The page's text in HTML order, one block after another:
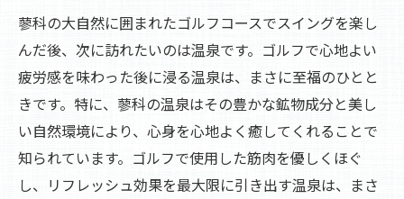
蓼科の大自然に囲まれたゴルフコースでスイングを楽し
んだ後、次に訪れたいのは温泉です。ゴルフで心地よい
疲労感を味わった後に浸る温泉は、まさに至福のひとと
きです。特に、蓼科の温泉はその豊かな鉱物成分と美し
い自然環境により、心身を心地よく癒してくれることで
知られています。ゴルフで使用した筋肉を優しくほぐ
し、リフレッシュ効果を最大限に引き出す温泉は、まさ